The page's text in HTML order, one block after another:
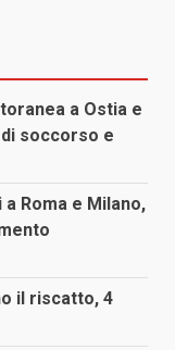
a Ostia e
soccorso e
Roma e Milano,
il riscatto, 4